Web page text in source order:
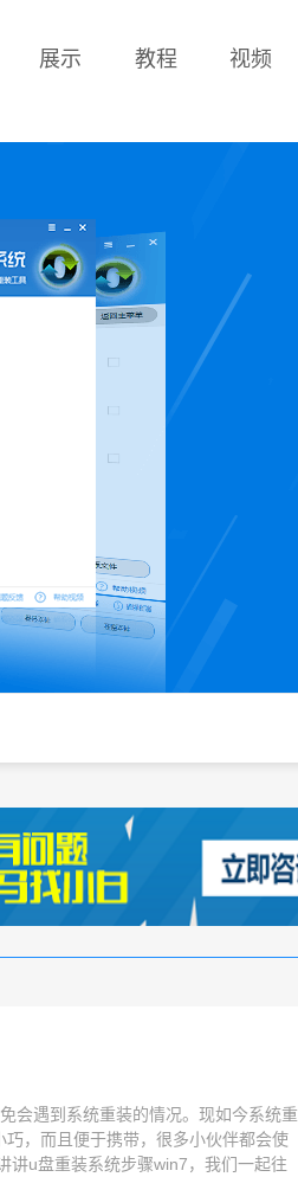
展示 教程 视频
会遇到系统重装的情况。现如今系统重
，而且便于携带，很多小伙伴都会使
讲u盘重装系统步骤win7，我们一起往